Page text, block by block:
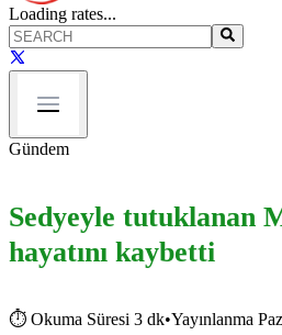
Loading rates...
Gündem
Sedyeyle tutuklanan
hayatını kaybetti
⏱ Okuma Süresi 3 dk•Yayınlanma